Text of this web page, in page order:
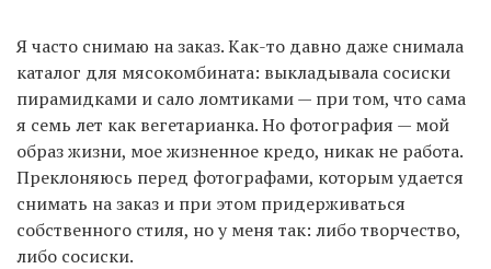
Я часто снимаю на заказ. Как-то давно даже снимала
каталог для мясокомбината: выкладывала сосиски
пирамидками и сало ломтиками — при том, что сама
я семь лет как вегетарианка. Но фотография — мой
образ жизни, мое жизненное кредо, никак не работа.
Преклоняюсь перед фотографами, которым удается
снимать на заказ и при этом придерживаться
собственного стиля, но у меня так: либо творчество,
либо сосиски.